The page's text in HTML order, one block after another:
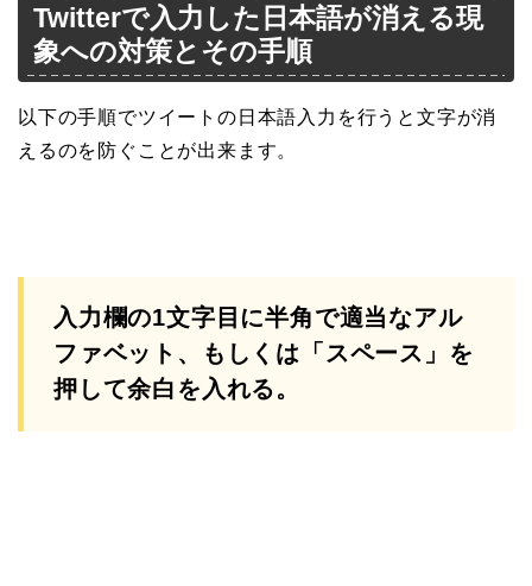
Twitterで入力した日本語が消える現
象への対策とその手順
以下の手順でツイートの日本語入力を行うと文字が消
えるのを防ぐことが出来ます。
入力欄の1文字目に半角で適当なアル
ファベット、もしくは「スペース」を
押して余白を入れる。